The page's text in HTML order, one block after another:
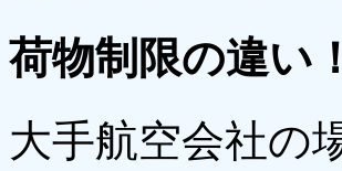
荷物制限の違い！
大手航空会社の